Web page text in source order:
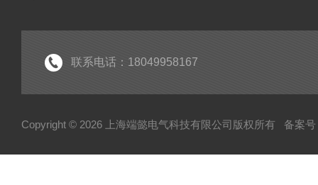
联系电话：18049958167
Copyright © 2026 上海端懿电气科技有限公司版权所有 备案号